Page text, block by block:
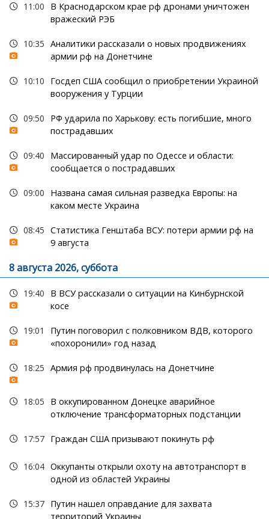
11:00
В Краснодарском крае рф дронами уничтожен
вражеский РЭБ
10:35 Аналитики рассказали о новых продвижениях
армии рф на Донетчине
10:10
Госдеп США сообщил о приобретении Украиной
вооружения у Турции
09:50
РФ ударила по Харькову: есть погибшие, много
пострадавших
09:40
Массированный удар по Одессе и области:
сообщается о пострадавших
09:00
Названа самая сильная разведка Европы: на
каком месте Украина
08:45 Статистика Генштаба ВСУ: потери армии рф на
9 августа
8 августа 2026, суббота
19:40
В ВСУ рассказали о ситуации на Кинбурнской
косе
19:01
Путин поговорил с полковником ВДВ, которого
«похоронили» год назад
18:25 Армия рф продвинулась на Донетчине
18:05
В оккупированном Донецке аварийное
отключение трансформаторных подстанции
17:57 Граждан США призывают покинуть рф
16:04 Оккупанты открыли охоту на автотранспорт в
одной из областей Украины
15:37 Путин нашел оправдание для захвата
территорий Украины